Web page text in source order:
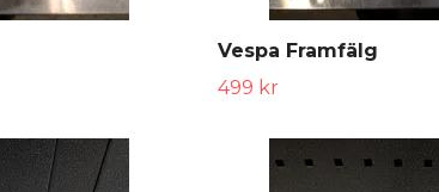
Vespa Framfälg
499 kr